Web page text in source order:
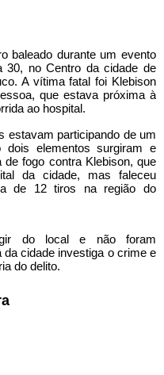
baleado durante um evento
30, no Centro da cidade de
A vítima fatal foi Klebison
que estava próxima à
ao hospital.
estavam participando de um
dois elementos surgiram e
fogo contra Klebison, que
da cidade, mas faleceu
de 12 tiros na região do
do local e não foram
da cidade investiga o crime e
do delito.